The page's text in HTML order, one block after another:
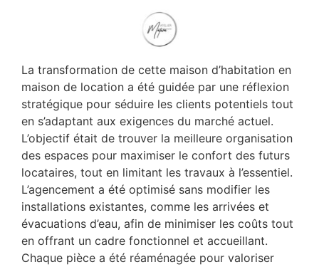
La transformation de cette maison d’habitation en
maison de location a été guidée par une réflexion
stratégique pour séduire les clients potentiels tout
en s’adaptant aux exigences du marché actuel.
L’objectif était de trouver la meilleure organisation
des espaces pour maximiser le confort des futurs
locataires, tout en limitant les travaux à l’essentiel.
L’agencement a été optimisé sans modifier les
installations existantes, comme les arrivées et
évacuations d’eau, afin de minimiser les coûts tout
en offrant un cadre fonctionnel et accueillant.
Chaque pièce a été réaménagée pour valoriser